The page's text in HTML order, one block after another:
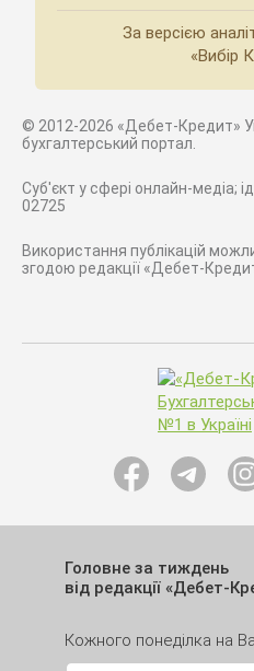
За версією
«Вибір
© 2012-2026 «Дебет-Кредит»
бухгалтерський портал.
Суб'єкт у сфері онлайн-медіа;
02725
Використання публікацій
згодою редакції «Дебет-
Головне за тиждень
від редакції «Дебет-
Кожного понеділка на